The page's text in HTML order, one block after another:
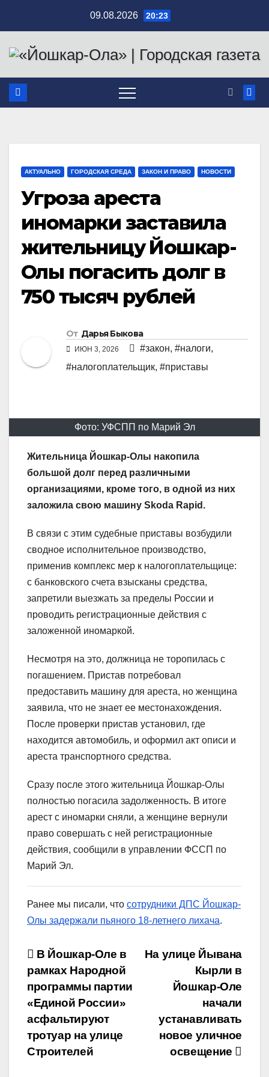
содержимому
09.08.2026 20:23
АКТУАЛЬНО ГОРОДСКАЯ СРЕДА ЗАКОН И ПРАВО НОВОСТИ
Угроза ареста
иномарки заставила
жительницу Йошкар-
Олы погасить долг в
750 тысяч рублей
От Дарья Быкова
ИЮН 3, 2026 #закон, #налоги,
#налогоплательщик, #приставы
Фото: УФСПП по Марий Эл
Жительница Йошкар-Олы накопила
большой долг перед различными
организациями, кроме того, в одной из них
заложила свою машину Skoda Rapid.
В связи с этим судебные приставы возбудили
сводное исполнительное производство,
применив комплекс мер к налогоплательщице:
с банковского счета взысканы средства,
запретили выезжать за пределы России и
проводить регистрационные действия с
заложенной иномаркой.
Несмотря на это, должница не торопилась с
погашением. Пристав потребовал
предоставить машину для ареста, но женщина
заявила, что не знает ее местонахождения.
После проверки пристав установил, где
находится автомобиль, и оформил акт описи и
ареста транспортного средства.
Сразу после этого жительница Йошкар‑Олы
полностью погасила задолженность. В итоге
арест с иномарки сняли, а женщине вернули
право совершать с ней регистрационные
действия, сообщили в управлении ФССП по
Марий Эл.
Ранее мы писали, что сотрудники ДПС Йошкар-
Олы задержали пьяного 18-летнего лихача.
Навигация
по
записям
На улице Йывана
Кырли в
Йошкар‑Оле
начали
устанавливать
новое уличное
освещение
В Йошкар-Оле в
рамках Народной
программы партии
«Единой России»
асфальтируют
тротуар на улице
Строителей